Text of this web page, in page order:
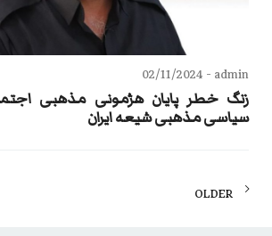
admin -
02/11/2024
زنگ خطر پایان هژمونی مذهبی
سیاسی مذهبی شیعه ایران
Posts
OLDER